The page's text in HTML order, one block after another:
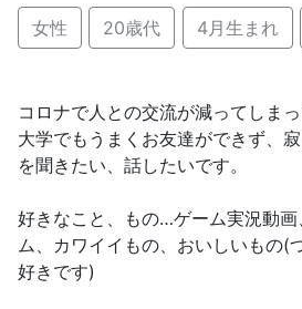
女性 20歳代 4月生まれ
コロナで人との交流が減ってしまっ
大学でもうまくお友達ができず、
を聞きたい、話したいです。
好きなこと、もの…ゲーム実況動
ム、カワイイもの、おいしいもの(
好きです)